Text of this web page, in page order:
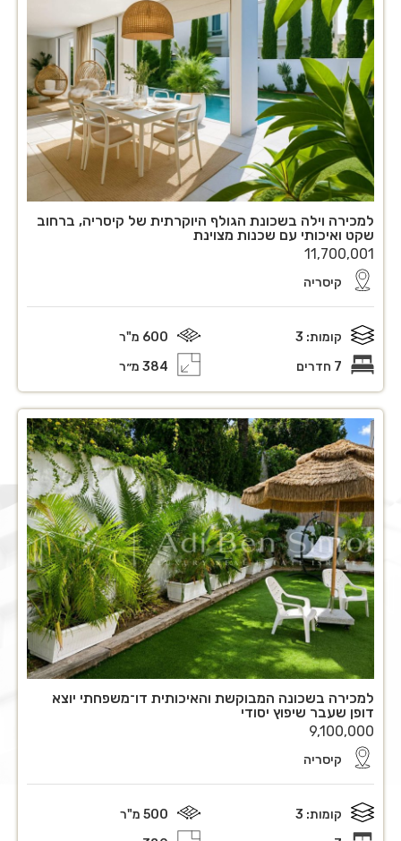
למכירה וילה בשכונת הגולף היוקרתית של קיסריה, ברחוב
שקט ואיכותי עם שכנות מצוינת
11,700,001
קיסריה
קומות: 3
600 מ"ר
7 חדרים
384 מ״ר
למכירה בשכונה המבוקשת והאיכותית דו־משפחתי יוצא
דופן שעבר שיפוץ יסודי
9,100,000
קיסריה
קומות: 3
500 מ"ר